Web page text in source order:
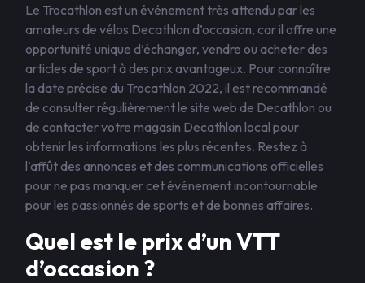
Le Trocathlon est un événement très attendu par les
amateurs de vélos Decathlon d’occasion, car il offre une
opportunité unique d’échanger, vendre ou acheter des
articles de sport à des prix avantageux. Pour connaître
la date précise du Trocathlon 2022, il est recommandé
de consulter régulièrement le site web de Decathlon ou
de contacter votre magasin Decathlon local pour
obtenir les informations les plus récentes. Restez à
l’affût des annonces et des communications officielles
pour ne pas manquer cet événement incontournable
pour les passionnés de sports et de bonnes affaires.
Quel est le prix d’un VTT
d’occasion ?